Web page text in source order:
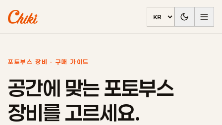
포토부스 장비 · 구매 가이드
공간에 맞는 포토부스
장비를 고르세요.